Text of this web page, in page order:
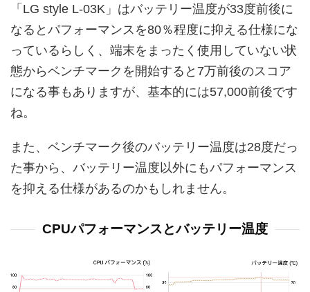
「LG style L-03K」はバッテリー温度が33度前後に
なるとパフォーマンスを80％程度に抑える仕様にな
っているらしく、端末をまったく使用していない状
態からベンチマークを開始すると7万前後のスコア
になる事もありますが、基本的には57,000前後です
ね。
また、ベンチマーク後のバッテリー温度は28度だっ
た事から、バッテリー温度以外にもパフォーマンス
を抑える仕様があるのかもしれません。
CPUパフォーマンスとバッテリー温度